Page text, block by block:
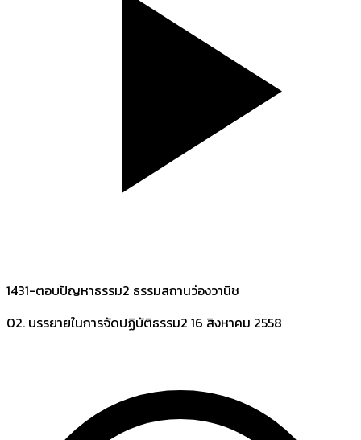
1431-ตอบปัญหาธรรม2 ธรรมสถานว่องวานิช
02. บรรยายในการจัดปฏิบัติธรรม2 16 สิงหาคม 2558